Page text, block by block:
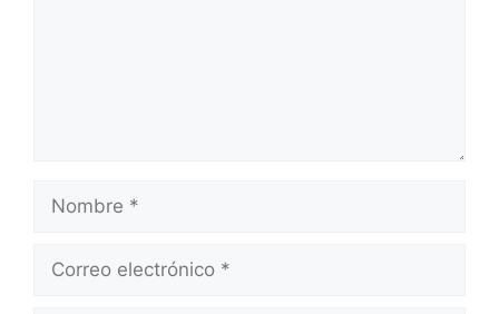
Nombre
Correo